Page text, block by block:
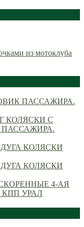
из мотоклуба
ПАССАЖИРА.
КОЛЯСКИ С
КОЛЯСКИ
КОЛЯСКИ
4-АЯ
КПП УРАЛ